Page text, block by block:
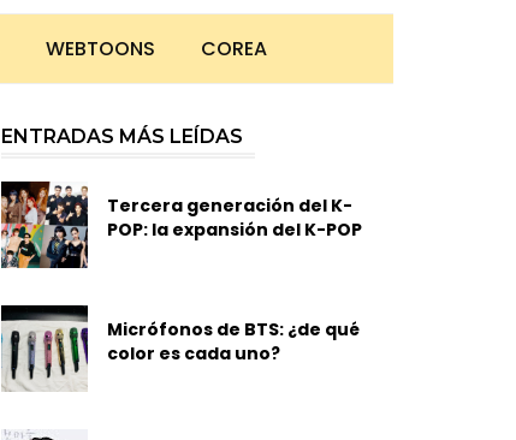
WEBTOONS COREA
ENTRADAS MÁS LEÍDAS
Tercera generación del K-
POP: la expansión del K-POP
Micrófonos de BTS: ¿de qué
color es cada uno?